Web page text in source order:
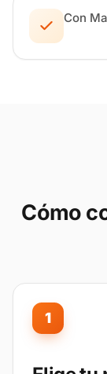
Con
Cómo
1